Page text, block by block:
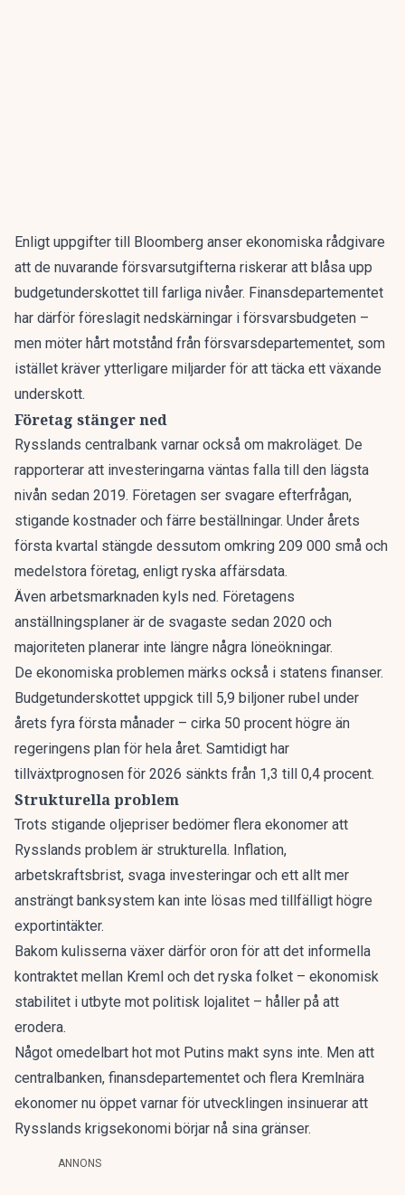
Enligt uppgifter till Bloomberg anser ekonomiska rådgivare
att de nuvarande försvarsutgifterna riskerar att blåsa upp
budgetunderskottet till farliga nivåer. Finansdepartementet
har därför föreslagit nedskärningar i försvarsbudgeten –
men möter hårt motstånd från försvarsdepartementet, som
istället kräver ytterligare miljarder för att täcka ett växande
underskott.
Företag stänger ned
Rysslands centralbank varnar också om makroläget. De
rapporterar att investeringarna väntas falla till den lägsta
nivån sedan 2019. Företagen ser svagare efterfrågan,
stigande kostnader och färre beställningar. Under årets
första kvartal stängde dessutom omkring 209 000 små och
medelstora företag, enligt ryska affärsdata.
Även arbetsmarknaden kyls ned. Företagens
anställningsplaner är de svagaste sedan 2020 och
majoriteten planerar inte längre några löneökningar.
De ekonomiska problemen märks också i statens finanser.
Budgetunderskottet uppgick till 5,9 biljoner rubel under
årets fyra första månader – cirka 50 procent högre än
regeringens plan för hela året. Samtidigt har
tillväxtprognosen för 2026 sänkts från 1,3 till 0,4 procent.
Strukturella problem
Trots stigande oljepriser bedömer flera ekonomer att
Rysslands problem är strukturella. Inflation,
arbetskraftsbrist, svaga investeringar och ett allt mer
ansträngt banksystem kan inte lösas med tillfälligt högre
exportintäkter.
Bakom kulisserna växer därför oron för att det informella
kontraktet mellan Kreml och det ryska folket – ekonomisk
stabilitet i utbyte mot politisk lojalitet – håller på att
erodera.
Något omedelbart hot mot Putins makt syns inte. Men att
centralbanken, finansdepartementet och flera Kremlnära
ekonomer nu öppet varnar för utvecklingen insinuerar att
Rysslands krigsekonomi börjar nå sina gränser.
ANNONS